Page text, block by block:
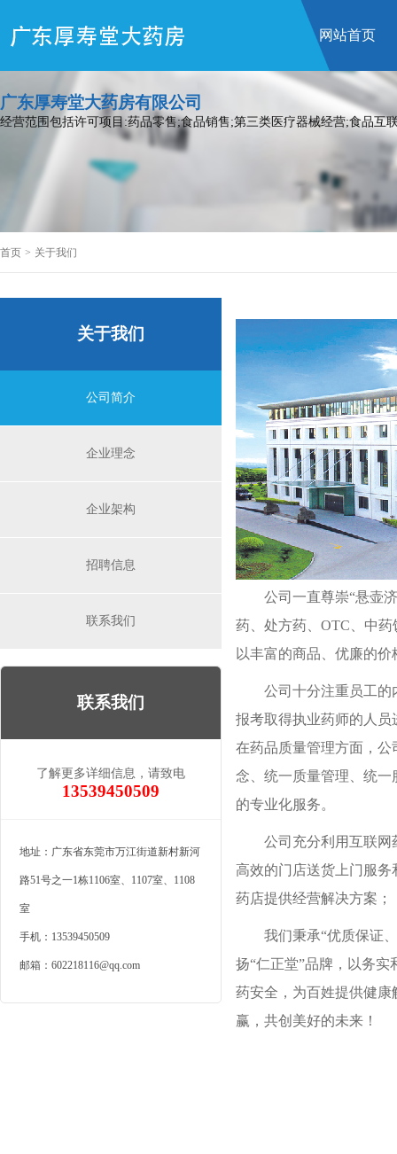
网站首页
广东厚寿堂大药房有限公司
经营范围包括许可项目:药品零售;食品销售;第三类医疗器械经营;食品
首页 > 关于我们
关于我们
公司简介
企业理念
企业架构
招聘信息
联系我们
联系我们
了解更多详细信息，请致电
13539450509
地址：广东省东莞市万江街道新村新河
路51号之一1栋1106室、1107室、1108
室
手机：13539450509
邮箱：602218116@qq.com
公司一直尊崇“悬壶
药、处方药、OTC、中
以丰富的商品、优廉的
公司十分注重员工的
报考取得执业药师的人
在药品质量管理方面，公
念、统一质量管理、统
的专业化服务。
公司充分利用互联网
高效的门店送货上门服
药店提供经营解决方案；
我们秉承“优质保证
扬“仁正堂”品牌，以务
药安全，为百姓提供健
赢，共创美好的未来！